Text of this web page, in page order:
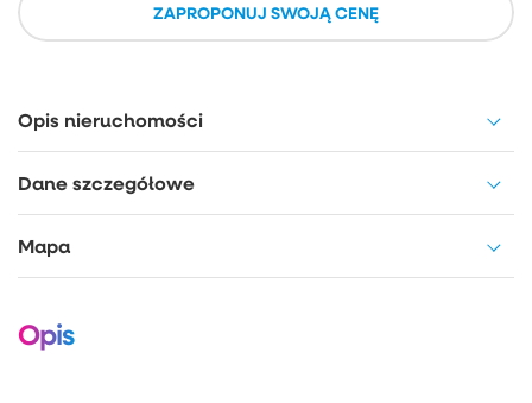
ZAPROPONUJ SWOJĄ CENĘ
Opis nieruchomości
Dane szczegółowe
Mapa
Opis